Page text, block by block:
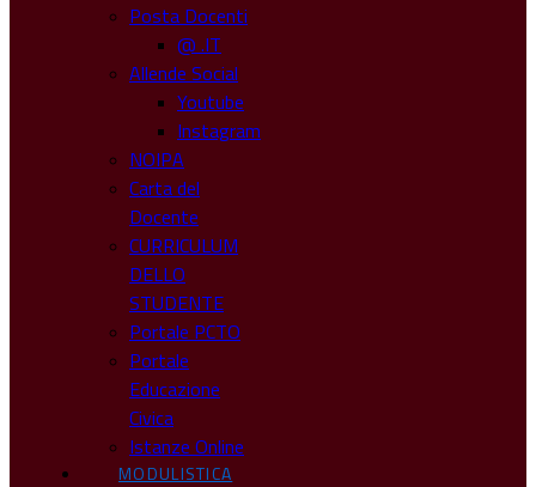
Posta Docenti
@ .IT
Allende Social
Youtube
Instagram
NOIPA
Carta del
Docente
CURRICULUM
DELLO
STUDENTE
Portale PCTO
Portale
Educazione
Civica
Istanze Online
MODULISTICA